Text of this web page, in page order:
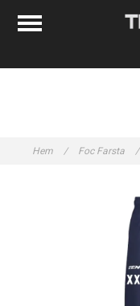
Hem / Foc Farsta /